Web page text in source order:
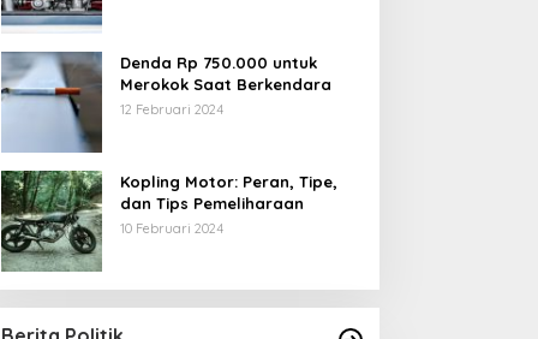
Denda Rp 750.000 untuk
Merokok Saat Berkendara
12 Februari 2024
Kopling Motor: Peran, Tipe,
dan Tips Pemeliharaan
10 Februari 2024